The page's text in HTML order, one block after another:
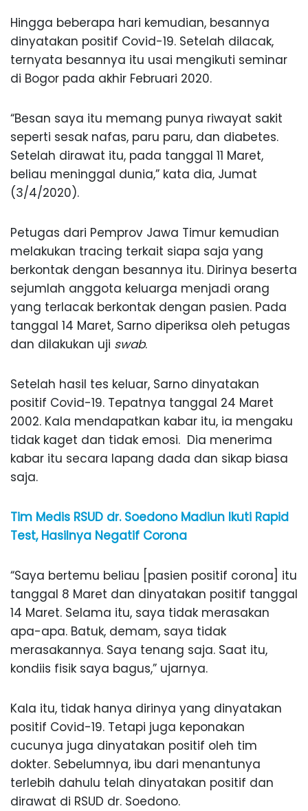
Hingga beberapa hari kemudian, besannya
dinyatakan positif Covid-19. Setelah dilacak,
ternyata besannya itu usai mengikuti seminar
di Bogor pada akhir Februari 2020.
“Besan saya itu memang punya riwayat sakit
seperti sesak nafas, paru paru, dan diabetes.
Setelah dirawat itu, pada tanggal 11 Maret,
beliau meninggal dunia,” kata dia, Jumat
(3/4/2020).
Petugas dari Pemprov Jawa Timur kemudian
melakukan tracing terkait siapa saja yang
berkontak dengan besannya itu. Dirinya beserta
sejumlah anggota keluarga menjadi orang
yang terlacak berkontak dengan pasien. Pada
tanggal 14 Maret, Sarno diperiksa oleh petugas
dan dilakukan uji swab.
Setelah hasil tes keluar, Sarno dinyatakan
positif Covid-19. Tepatnya tanggal 24 Maret
2002. Kala mendapatkan kabar itu, ia mengaku
tidak kaget dan tidak emosi. Dia menerima
kabar itu secara lapang dada dan sikap biasa
saja.
Tim Medis RSUD dr. Soedono Madiun Ikuti Rapid
Test, Hasilnya Negatif Corona
“Saya bertemu beliau [pasien positif corona] itu
tanggal 8 Maret dan dinyatakan positif tanggal
14 Maret. Selama itu, saya tidak merasakan
apa-apa. Batuk, demam, saya tidak
merasakannya. Saya tenang saja. Saat itu,
kondiis fisik saya bagus,” ujarnya.
Kala itu, tidak hanya dirinya yang dinyatakan
positif Covid-19. Tetapi juga keponakan
cucunya juga dinyatakan positif oleh tim
dokter. Sebelumnya, ibu dari menantunya
terlebih dahulu telah dinyatakan positif dan
dirawat di RSUD dr. Soedono.